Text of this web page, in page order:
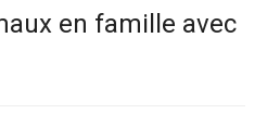
en famille avec